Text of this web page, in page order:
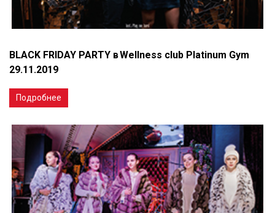
BLACK FRIDAY PARTY в Wellness club Platinum Gym
29.11.2019
Подробнее